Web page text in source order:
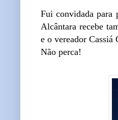
Fui convidada para
Alcântara recebe
e o vereador Cassiá
Não perca!